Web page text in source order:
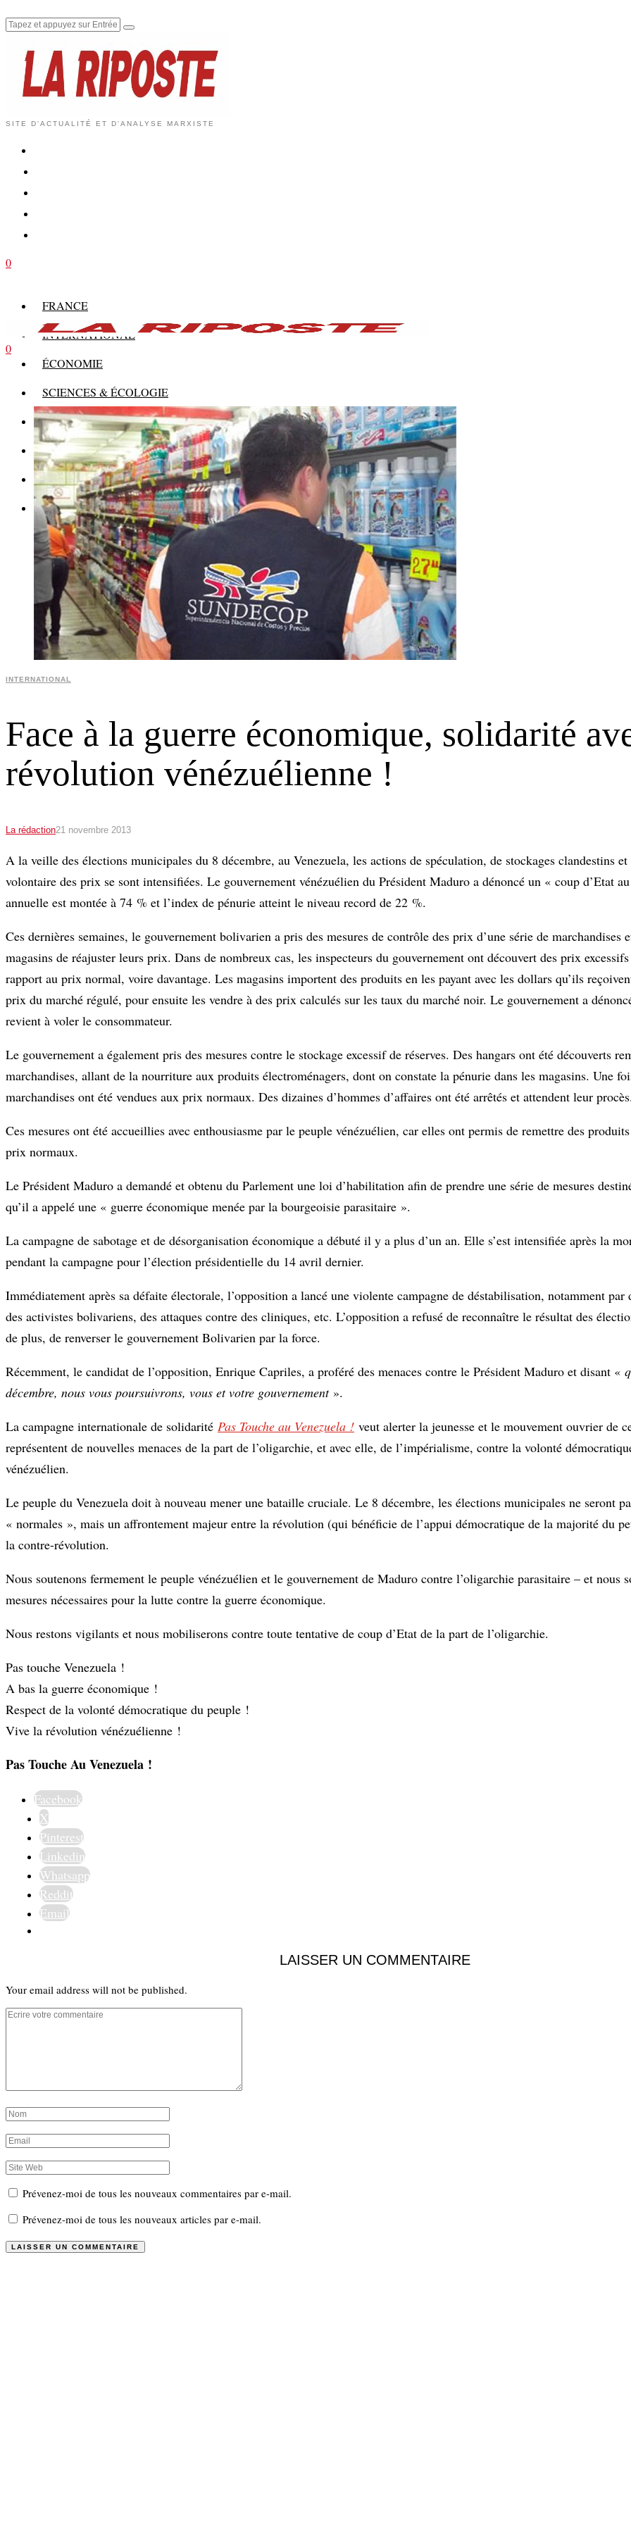
SITE D'ACTUALITÉ ET D'ANALYSE MARXISTE
0
FRANCE
INTERNATIONAL
ÉCONOMIE
SCIENCES & ÉCOLOGIE
HISTOIRE
THÉORIE
CULTURE
MULTIMÉDIAS
0
INTERNATIONAL
Face à la guerre économique, solidarité
révolution vénézuélienne !
La rédaction21 novembre 2013
A la veille des élections municipales du 8 décembre, au Venezuela, les actions de spéculation, de stockages clandestins
volontaire des prix se sont intensifiées. Le gouvernement vénézuélien du Président Maduro a dénoncé un « coup d’Etat
annuelle est montée à 74 % et l’index de pénurie atteint le niveau record de 22 %.
Ces dernières semaines, le gouvernement bolivarien a pris des mesures de contrôle des prix d’une série de marchandises
magasins de réajuster leurs prix. Dans de nombreux cas, les inspecteurs du gouvernement ont découvert des prix
rapport au prix normal, voire davantage. Les magasins importent des produits en les payant avec les dollars qu’ils
prix du marché régulé, pour ensuite les vendre à des prix calculés sur les taux du marché noir. Le gouvernement a
revient à voler le consommateur.
Le gouvernement a également pris des mesures contre le stockage excessif de réserves. Des hangars ont été découverts
marchandises, allant de la nourriture aux produits électroménagers, dont on constate la pénurie dans les magasins. Une
marchandises ont été vendues aux prix normaux. Des dizaines d’hommes d’affaires ont été arrêtés et attendent leur procès.
Ces mesures ont été accueillies avec enthousiasme par le peuple vénézuélien, car elles ont permis de remettre des
prix normaux.
Le Président Maduro a demandé et obtenu du Parlement une loi d’habilitation afin de prendre une série de mesures
qu’il a appelé une « guerre économique menée par la bourgeoisie parasitaire ».
La campagne de sabotage et de désorganisation économique a débuté il y a plus d’un an. Elle s’est intensifiée après la
pendant la campagne pour l’élection présidentielle du 14 avril dernier.
Immédiatement après sa défaite électorale, l’opposition a lancé une violente campagne de déstabilisation, notamment par
des activistes bolivariens, des attaques contre des cliniques, etc. L’opposition a refusé de reconnaître le résultat des
de plus, de renverser le gouvernement Bolivarien par la force.
Récemment, le candidat de l’opposition, Enrique Capriles, a proféré des menaces contre le Président Maduro et disant «
décembre, nous vous poursuivrons, vous et votre gouvernement».
La campagne internationale de solidarité Pas Touche au Venezuela ! veut alerter la jeunesse et le mouvement ouvrier de
représentent de nouvelles menaces de la part de l’oligarchie, et avec elle, de l’impérialisme, contre la volonté
vénézuélien.
Le peuple du Venezuela doit à nouveau mener une bataille cruciale. Le 8 décembre, les élections municipales ne seront
« normales », mais un affrontement majeur entre la révolution (qui bénéficie de l’appui démocratique de la majorité du
la contre-révolution.
Nous soutenons fermement le peuple vénézuélien et le gouvernement de Maduro contre l’oligarchie parasitaire – et nous
mesures nécessaires pour la lutte contre la guerre économique.
Nous restons vigilants et nous mobiliserons contre toute tentative de coup d’Etat de la part de l’oligarchie.
Pas touche Venezuela !
A bas la guerre économique !
Respect de la volonté démocratique du peuple !
Vive la révolution vénézuélienne !
Pas Touche Au Venezuela !
Facebook
X
Pinterest
Linkedin
Whatsapp
Reddit
Email
LAISSER UN COMMENTAIRE
Your email address will not be published.
Prévenez-moi de tous les nouveaux commentaires par e-mail.
Prévenez-moi de tous les nouveaux articles par e-mail.